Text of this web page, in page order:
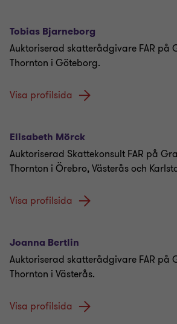
Tobias Bjarneborg
Auktoriserad skatterådgivare FAR på
Thornton i Göteborg.
Visa profilsida
Elisabeth Mörck
Auktoriserad Skattekonsult FAR på
Thornton i Örebro, Västerås och
Visa profilsida
Joanna Bertlin
Auktoriserad skatterådgivare FAR på
Thornton i Västerås.
Visa profilsida